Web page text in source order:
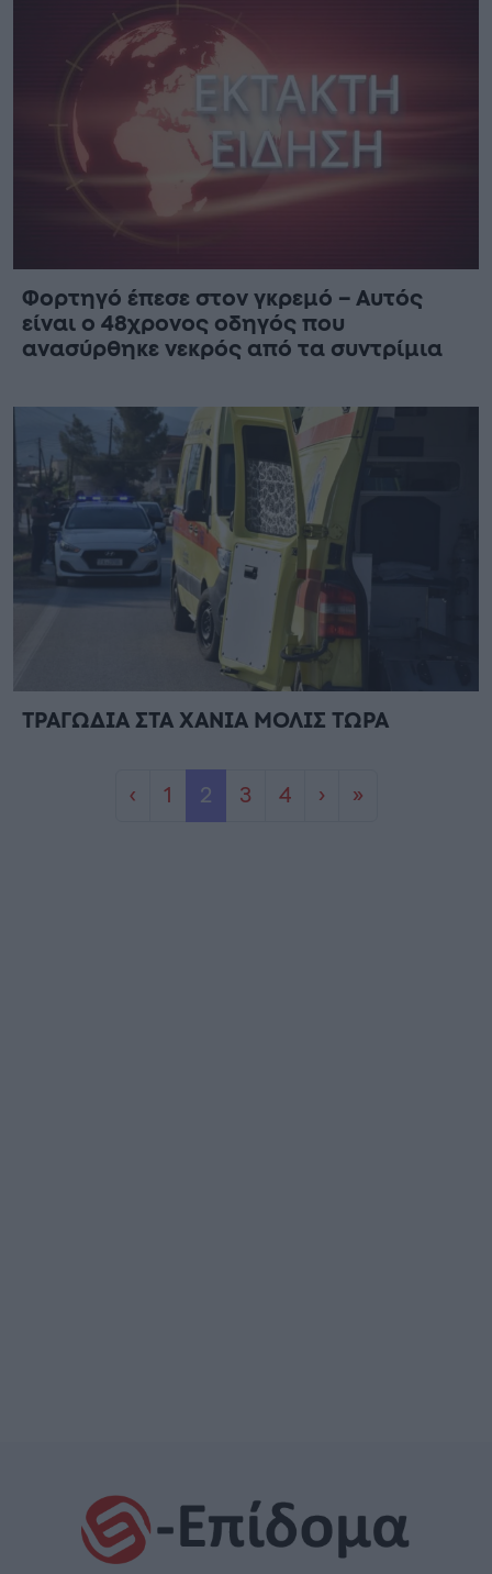
Φορτηγό έπεσε στον γκρεμό – Αυτός
είναι ο 48χρονος οδηγός που
ανασύρθηκε νεκρός από τα συντρίμια
ΤΡΑΓΩΔΙΑ ΣΤΑ ΧΑΝΙΑ ΜΟΛΙΣ ΤΩΡΑ
Page navigation
‹ Page
1 Current Page
2 Page
3 Page
4 › »